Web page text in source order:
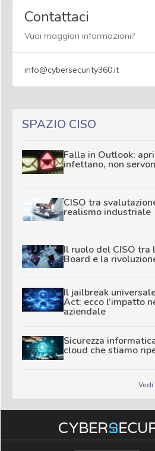
Contattaci
Vuoi maggiori informazioni?
info@cybersecurity360.it
SPAZIO CISO
Falla in Outlook:
infettano, non
CISO tra
realismo industriale
Il ruolo del CISO
Board e la
Il jailbreak
Act: ecco l’impatto
aziendale
Sicurezza
cloud che stiamo